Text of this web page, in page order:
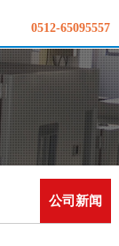
0512-65095557
公司新闻